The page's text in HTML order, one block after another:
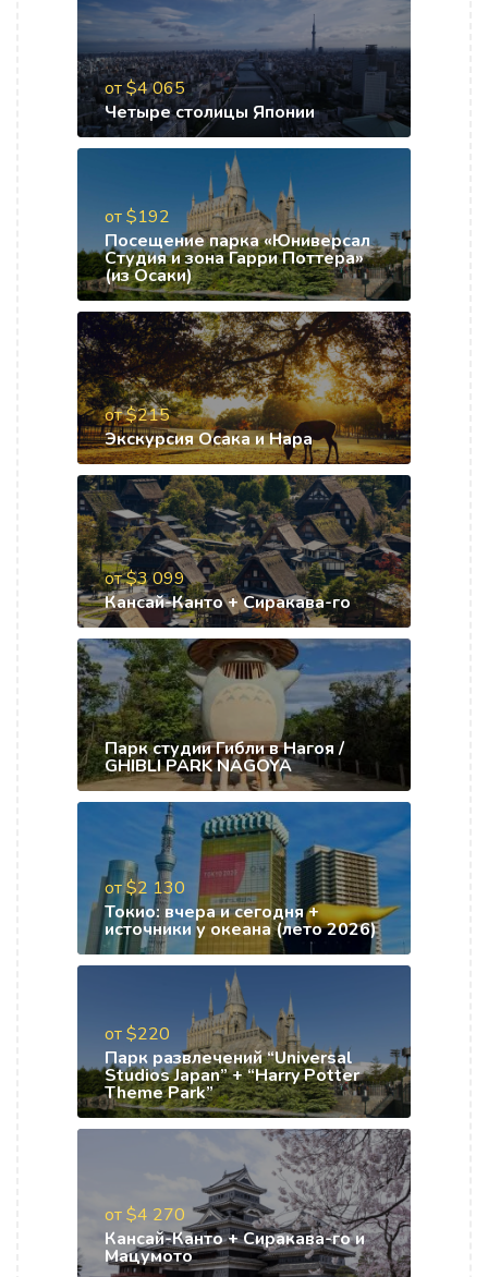
от $4 065
Четыре столицы Японии
от $192
Посещение парка «Юниверсал
Студия и зона Гарри Поттера»
(из Осаки)
от $215
Экскурсия Осака и Нара
от $3 099
Кансай-Канто + Сиракава-го
Парк студии Гибли в Нагоя /
GHIBLI PARK NAGOYA
от $2 130
Токио: вчера и сегодня +
источники у океана (лето 2026)
от $220
Парк развлечений “Universal
Studios Japan” + “Harry Potter
Theme Park”
от $4 270
Кансай-Канто + Сиракава-го и
Мацумото